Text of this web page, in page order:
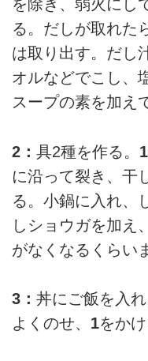
を除き、弱火にし
る。だしが取れた
は取り出す。だし
オルなどでこし、
スープの素を加え
2： 具2種を作る。 1
に沿って裂き、干
る。小鍋に入れ、
しショウガを加え
がなくなるくらい
3： 丼にご飯を入れ
よくのせ、 1をかけ